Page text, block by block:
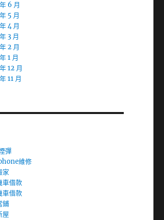
6 月
5 月
4 月
3 月
2 月
1 月
12 月
11 月
彈
維修
家
車借款
車借款
鋪
屋